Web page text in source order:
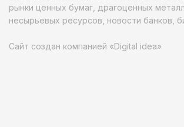
рынки ценных бумаг, драгоценных
несырьевых ресурсов, новости банков,
Сайт создан компанией «Digital idea»